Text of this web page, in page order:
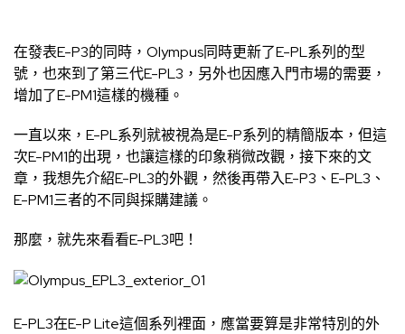
在發表E-P3的同時，Olympus同時更新了E-PL系列的型
號，也來到了第三代E-PL3，另外也因應入門市場的需要，
增加了E-PM1這樣的機種。
一直以來，E-PL系列就被視為是E-P系列的精簡版本，但這
次E-PM1的出現，也讓這樣的印象稍微改觀，接下來的文
章，我想先介紹E-PL3的外觀，然後再帶入E-P3、E-PL3、
E-PM1三者的不同與採購建議。
那麼，就先來看看E-PL3吧！
E-PL3在E-P Lite這個系列裡面，應當要算是非常特別的外